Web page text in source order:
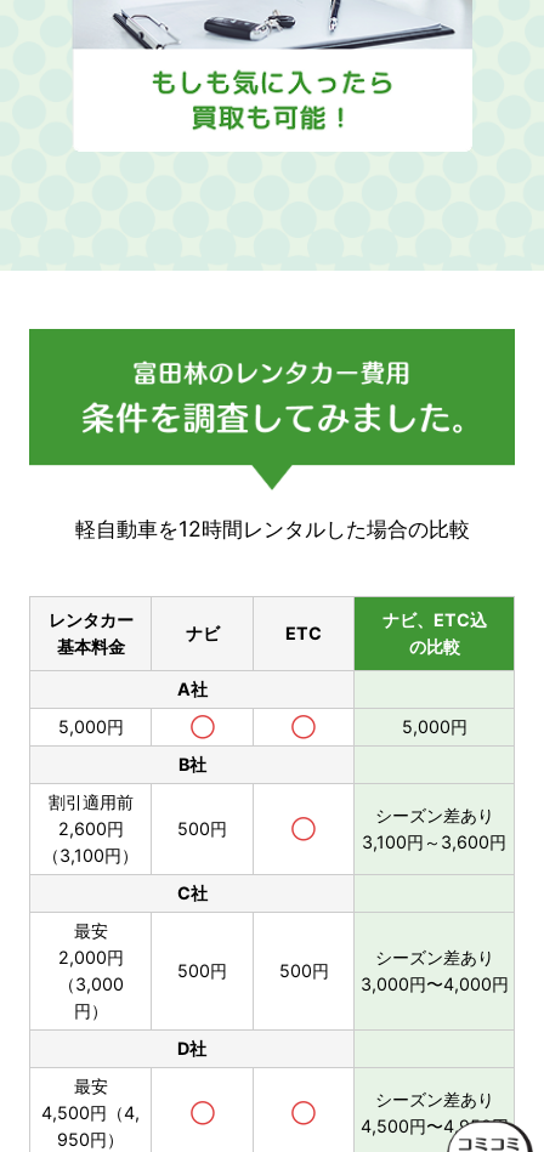
軽自動車を12時間レンタルした場合の比較
レンタカー
基本料金
ナビ ETC
ナビ、ETC込
の比較
A社
5,000円
◯ ◯
5,000円
B社
割引適用前
2,600円
（3,100円）
500円 ◯
シーズン差あり
3,100円～3,600円
C社
最安
2,000円
（3,000
円）
500円 500円
シーズン差あり
3,000円〜4,000円
D社
最安
4,500円（4,
950円）
◯ ◯
シーズン差あり
4,500円〜4,950円